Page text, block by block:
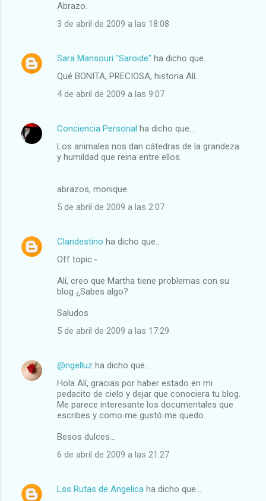
Abrazo.
3 de abril de 2009 a las 18:08
Sara Mansouri "Saroide" ha dicho que…
Qué BONITA, PRECIOSA, historia Alí.
4 de abril de 2009 a las 9:07
Conciencia Personal ha dicho que…
Los animales nos dan cátedras de la grandeza
y humildad que reina entre ellos.
abrazos, monique.
5 de abril de 2009 a las 2:07
Clandestino ha dicho que…
Off topic.-
Alí, creo que Martha tiene problemas con su
blog ¿Sabes algo?
Saludos
5 de abril de 2009 a las 17:29
@ngelluz ha dicho que…
Hola Alí, gracias por haber estado en mi
pedacito de cielo y dejar que conociera tu blog.
Me parece interesante los documentales que
escribes y como me gustó me quedo.
Besos dulces...
6 de abril de 2009 a las 21:27
Lss Rutas de Angelica ha dicho que…